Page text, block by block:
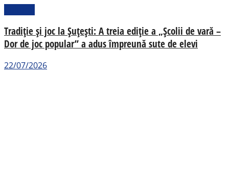
Tradiție și joc la Șuțești: A treia ediție a „Școlii de vară –
Dor de joc popular” a adus împreună sute de elevi
22/07/2026